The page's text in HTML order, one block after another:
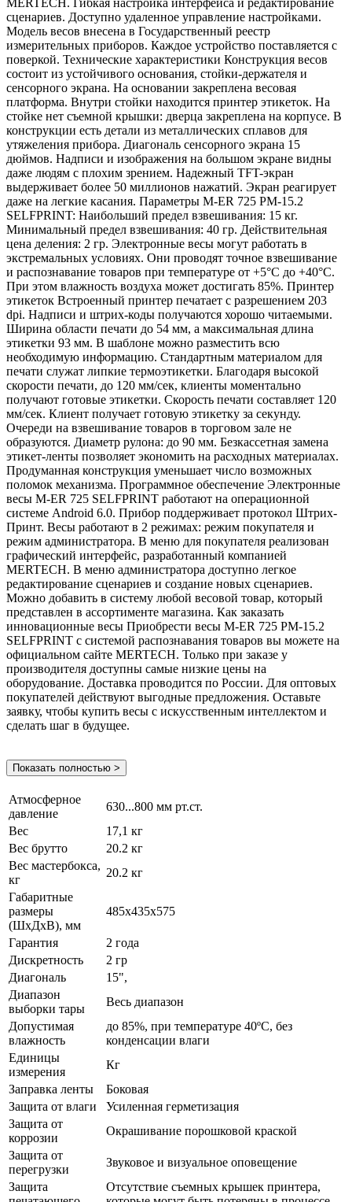
сценариев. Доступно удаленное управление настройками.
Модель весов внесена в Государственный реестр
измерительных приборов. Каждое устройство поставляется с
поверкой. Технические характеристики Конструкция весов
состоит из устойчивого основания, стойки-держателя и
сенсорного экрана. На основании закреплена весовая
платформа. Внутри стойки находится принтер этикеток. На
стойке нет съемной крышки: дверца закреплена на корпусе. В
конструкции есть детали из металлических сплавов для
утяжеления прибора. Диагональ сенсорного экрана 15
дюймов. Надписи и изображения на большом экране видны
даже людям с плохим зрением. Надежный TFT-экран
выдерживает более 50 миллионов нажатий. Экран реагирует
даже на легкие касания. Параметры M-ER 725 PM-15.2
SELFPRINT: Наибольший предел взвешивания: 15 кг.
Минимальный предел взвешивания: 40 гр. Действительная
цена деления: 2 гр. Электронные весы могут работать в
экстремальных условиях. Они проводят точное взвешивание
и распознавание товаров при температуре от +5°С до +40°С.
При этом влажность воздуха может достигать 85%. Принтер
этикеток Встроенный принтер печатает с разрешением 203
dpi. Надписи и штрих-коды получаются хорошо читаемыми.
Ширина области печати до 54 мм, а максимальная длина
этикетки 93 мм. В шаблоне можно разместить всю
необходимую информацию. Стандартным материалом для
печати служат липкие термоэтикетки. Благодаря высокой
скорости печати, до 120 мм/сек, клиенты моментально
получают готовые этикетки. Скорость печати составляет 120
мм/сек. Клиент получает готовую этикетку за секунду.
Очереди на взвешивание товаров в торговом зале не
образуются. Диаметр рулона: до 90 мм. Безкассетная замена
этикет-ленты позволяет экономить на расходных материалах.
Продуманная конструкция уменьшает число возможных
поломок механизма. Программное обеспечение Электронные
весы M-ER 725 SELFPRINT работают на операционной
системе Android 6.0. Прибор поддерживает протокол Штрих-
Принт. Весы работают в 2 режимах: режим покупателя и
режим администратора. В меню для покупателя реализован
графический интерфейс, разработанный компанией
MERTECH. В меню администратора доступно легкое
редактирование сценариев и создание новых сценариев.
Можно добавить в систему любой весовой товар, который
представлен в ассортименте магазина. Как заказать
инновационные весы Приобрести весы M-ER 725 PM-15.2
SELFPRINT с системой распознавания товаров вы можете на
официальном сайте MERTECH. Только при заказе у
производителя доступны самые низкие цены на
оборудование. Доставка проводится по России. Для оптовых
покупателей действуют выгодные предложения. Оставьте
заявку, чтобы купить весы с искусственным интеллектом и
сделать шаг в будущее.
Показать полностью >
Атмосферное
давление
630...800 мм рт.ст.
Вес
17,1 кг
Вес брутто
20.2 кг
Вес мастербокса,
кг
20.2 кг
Габаритные
размеры
(ШхДхВ), мм
485х435х575
Гарантия
2 года
Дискретность
2 гр
Диагональ
15",
Диапазон
выборки тары
Весь диапазон
Допустимая
влажность
до 85%, при температуре 40ºС, без
конденсации влаги
Единицы
измерения
Кг
Заправка ленты
Боковая
Защита от влаги
Усиленная герметизация
Защита от
коррозии
Окрашивание порошковой краской
Защита от
перегрузки
Звуковое и визуальное оповещение
Защита
Отсутствие съемных крышек принтера,